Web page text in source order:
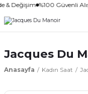
& Değişim %100 Güvenli
Jacques Du
Anasayfa Kadın Saat